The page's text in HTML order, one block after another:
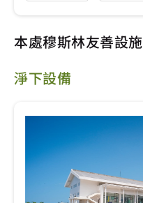
本處穆斯林友善設施
淨下設備